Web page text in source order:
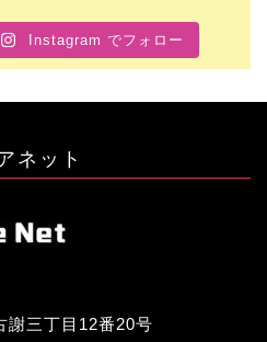
Instagram でフォロー
ネット
謝三丁目12番20号